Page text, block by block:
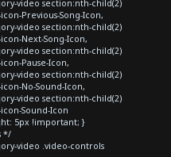
video section:nth-child(2)
Previous-Song-Icon,
video section:nth-child(2)
Next-Song-Icon,
video section:nth-child(2)
Pause-Icon,
video section:nth-child(2)
No-Sound-Icon,
video section:nth-child(2)
Sound-Icon
5px !important; }
*/
video .video-controls